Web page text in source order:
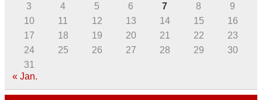
3
4 5 6 7 8
9
10
11 12 13 14 15
16
17
18 19 20 21 22
23
24
25 26 27 28 29
30
31
« Jan.